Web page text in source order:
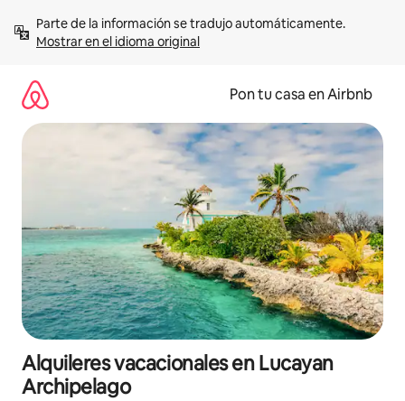
contenidoMostrar en el idioma original
Pon tu casa en Airbnb
Alquileres vacacionales en Lucayan
Archipelago